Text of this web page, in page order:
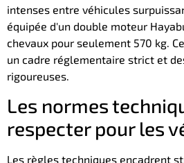
intenses entre véhicules
équipée d'un double moteur
chevaux pour seulement 570 kg.
un cadre réglementaire strict et
rigoureuses.
Les normes
respecter pour les
Les règles techniques encadrent